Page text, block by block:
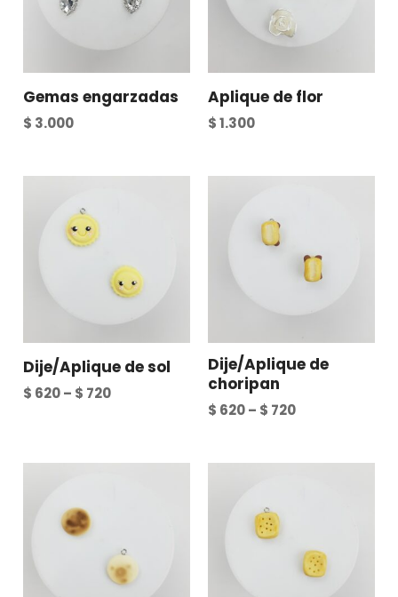
Gemas engarzadas
$ 3.000
Aplique de flor
$1.300
Dije/Aplique de sol
$ 620– $ 720
Dije/Aplique de
choripan
$ 620– $ 720